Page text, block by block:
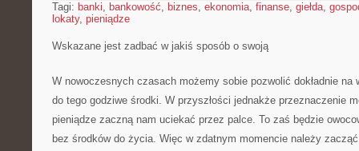
Tagi: banki, bankowość, biznes, ekonomia, finanse, giełda,
lokaty, pieniądze
Wskazane jest zadbać w jakiś sposób o swoją
W nowoczesnych czasach możemy sobie pozwolić dokładnie
do tego godziwe środki. W przyszłości jednakże przeznaczenie
pieniądze zaczną nam uciekać przez palce. To zaś będzie
bez środków do życia. Więc w zdatnym momencie należy